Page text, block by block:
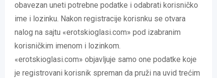
obavezan uneti potrebne podatke i odabrati korisničko
ime i lozinku. Nakon registracije korisnku se otvara
nalog na sajtu «erotskioglasi.com» pod izabranim
korisničkim imenom i lozinkom.
«erotskioglasi.com» objavljuje samo one podatke koje
je registrovani korisnik spreman da pruži na uvid trećim